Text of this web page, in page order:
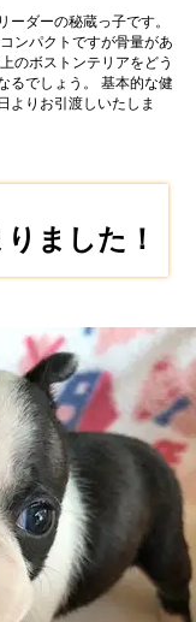
ダーの秘蔵っ子です。
ンパクトですが骨量があ
のボストンテリアをどう
るでしょう。 基本的な健
よりお引渡しいたしま
ました！